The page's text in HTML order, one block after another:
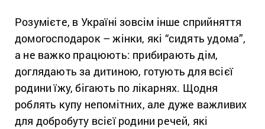
Розумієте, в Україні зовсім інше сприйняття
домогосподарок – жінки, які “сидять удома”,
а не важко працюють: прибирають дім,
доглядають за дитиною, готують для всієї
родини їжу, бігають по лікарнях. Щодня
роблять купу непомітних, але дуже важливих
для добробуту всієї родини речей, які